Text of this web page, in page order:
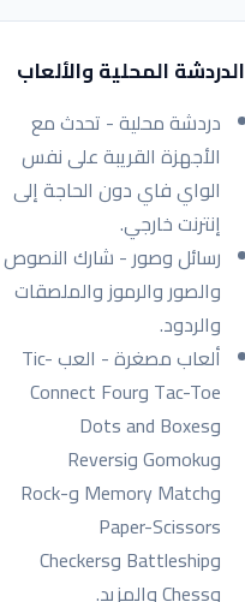
الدردشة المحلية والألعاب
دردشة محلية - تحدث مع
الأجهزة القريبة على نفس
الواي فاي دون الحاجة إلى
إنترنت خارجي.
رسائل وصور - شارك النصوص
والصور والرموز والملصقات
والردود.
ألعاب مصغرة - العب Tic-
Tac-Toe وConnect Four
وDots and Boxes
وGomoku وReversi
وMemory Match وRock-
Paper-Scissors
وBattleship وCheckers
وChess والمزيد.